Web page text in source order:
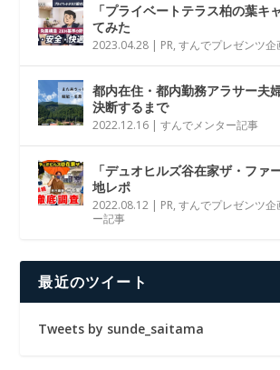
「プライベートテラス柏の葉キ
てみた
2023.04.28 | PR,すんでプレゼンツ企
都内在住・都内勤務アラサー夫
決断するまで
2022.12.16 |すんでメンター記事
「デュオヒルズ谷在家ザ・ファ
地レポ
2022.08.12 | PR,すんでプレゼンツ企
ー記事
最近のツイート
Tweets by sunde_saitama